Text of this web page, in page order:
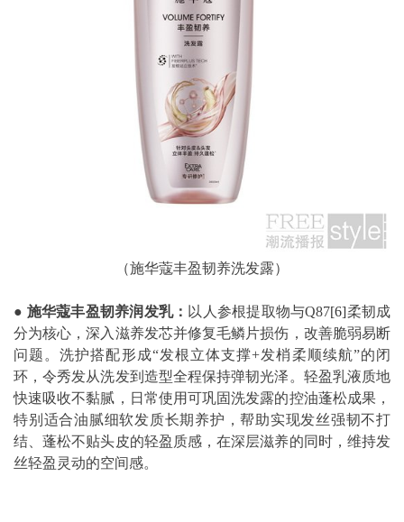
（施华蔻丰盈韧养洗发露）
● 施华蔻丰盈韧养润发乳： 以人参根提取物与Q87[6]柔韧成
分为核心，深入滋养发芯并修复毛鳞片损伤，改善脆弱易断
问题。洗护搭配形成“发根立体支撑+发梢柔顺续航”的闭
环，令秀发从洗发到造型全程保持弹韧光泽。轻盈乳液质地
快速吸收不黏腻，日常使用可巩固洗发露的控油蓬松成果，
特别适合油腻细软发质长期养护，帮助实现发丝强韧不打
结、蓬松不贴头皮的轻盈质感，在深层滋养的同时，维持发
丝轻盈灵动的空间感。